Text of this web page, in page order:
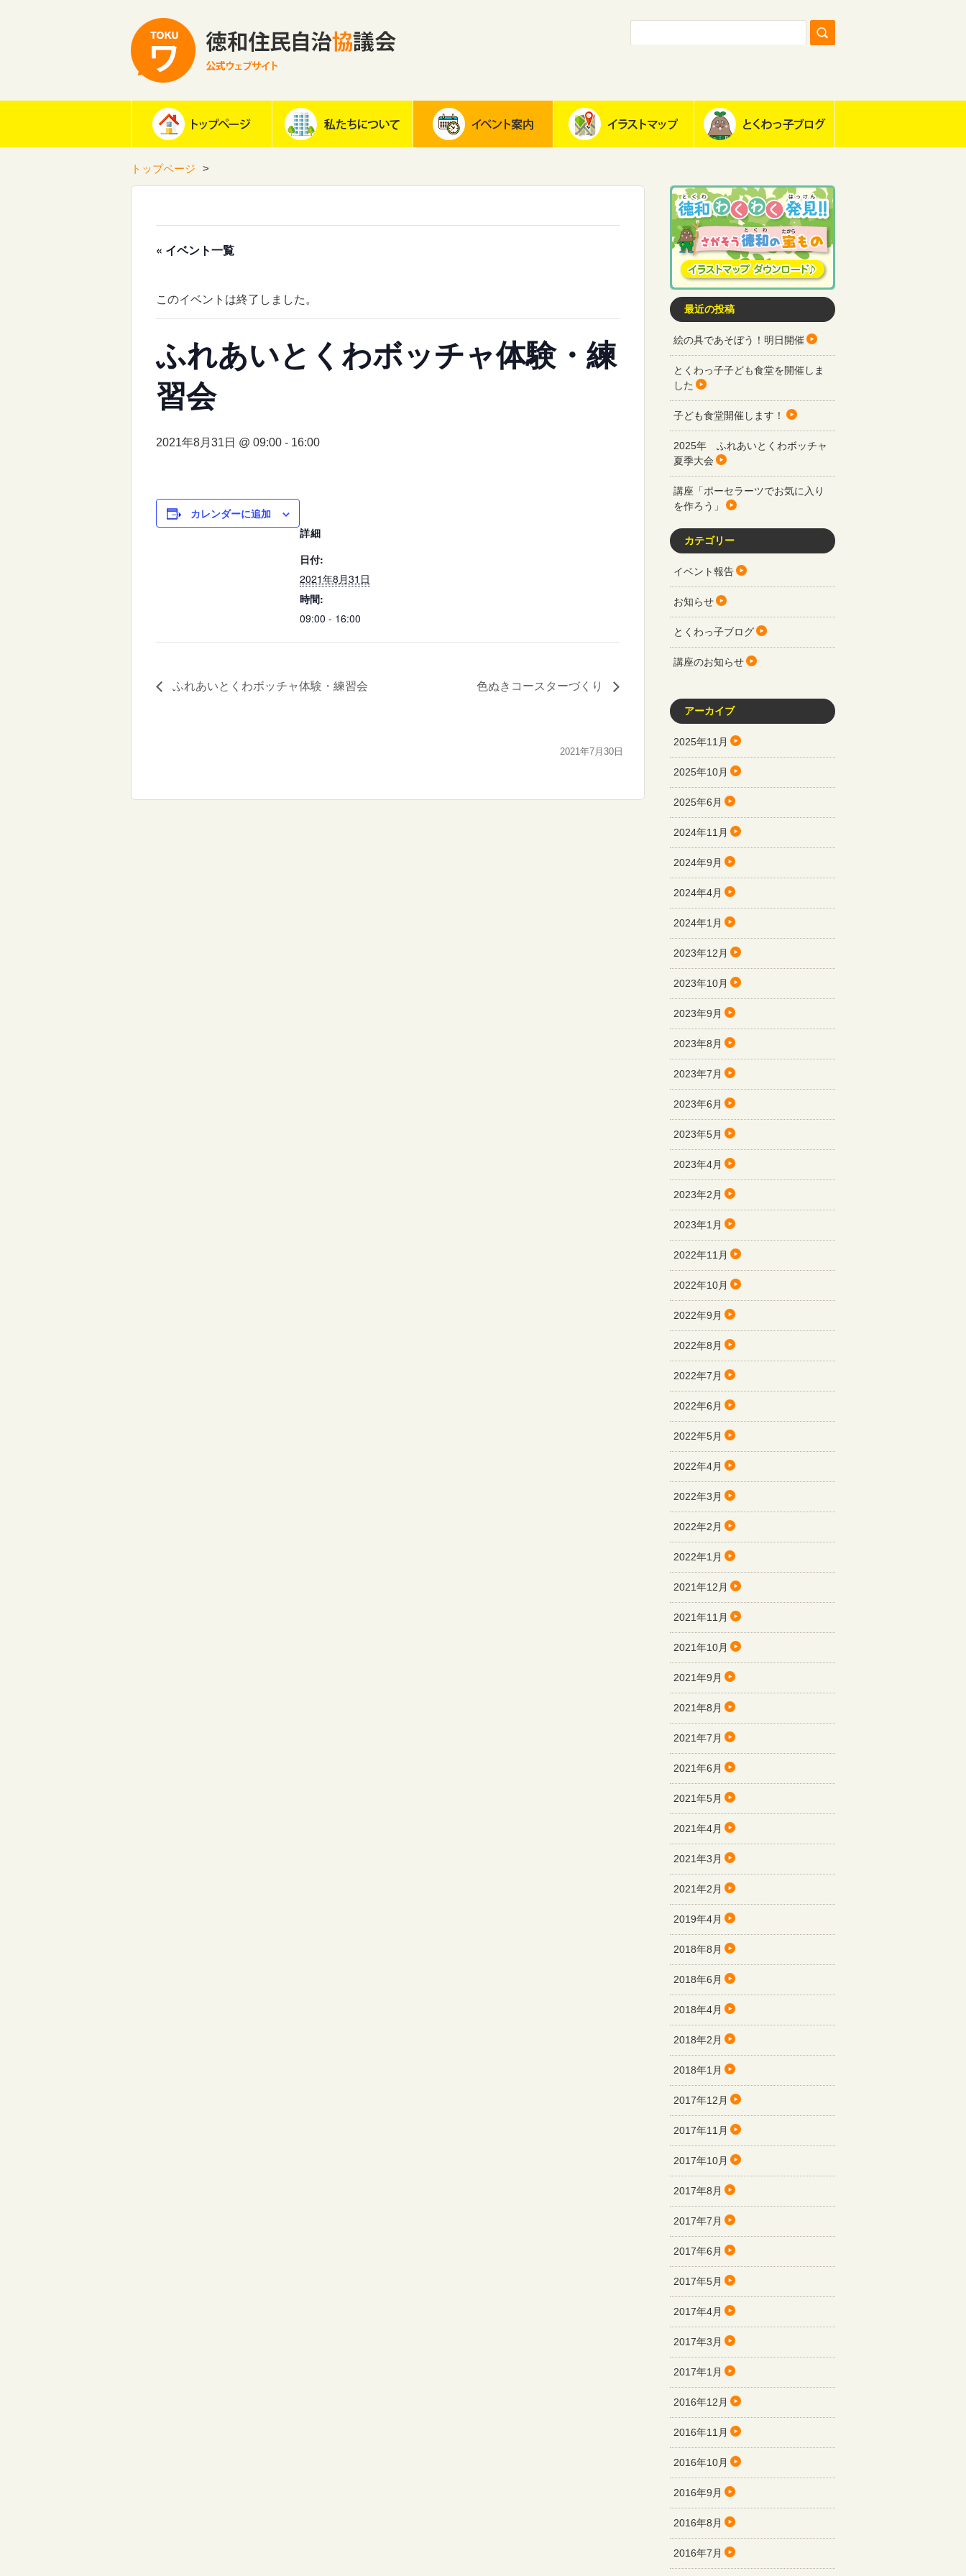
トップページ
« イベント一覧
このイベントは終了しました。
ふれあいとくわボッチャ体験・練
習会
2021年8月31日 @ 09:00 - 16:00
カレンダーに追加
詳細
日付:
2021年8月31日
時間:
09:00 - 16:00
ふれあいとくわボッチャ体験・練習会 色ぬきコースターづくり
2021年7月30日
最近の投稿
絵の具であそぼう！明日開催
とくわっ子子ども食堂を開催しま
した
子ども食堂開催します！
2025年 ふれあいとくわボッチャ
夏季大会
講座「ポーセラーツでお気に入り
を作ろう」
カテゴリー
イベント報告
お知らせ
とくわっ子ブログ
講座のお知らせ
アーカイブ
2025年11月
2025年10月
2025年6月
2024年11月
2024年9月
2024年4月
2024年1月
2023年12月
2023年10月
2023年9月
2023年8月
2023年7月
2023年6月
2023年5月
2023年4月
2023年2月
2023年1月
2022年11月
2022年10月
2022年9月
2022年8月
2022年7月
2022年6月
2022年5月
2022年4月
2022年3月
2022年2月
2022年1月
2021年12月
2021年11月
2021年10月
2021年9月
2021年8月
2021年7月
2021年6月
2021年5月
2021年4月
2021年3月
2021年2月
2019年4月
2018年8月
2018年6月
2018年4月
2018年2月
2018年1月
2017年12月
2017年11月
2017年10月
2017年8月
2017年7月
2017年6月
2017年5月
2017年4月
2017年3月
2017年1月
2016年12月
2016年11月
2016年10月
2016年9月
2016年8月
2016年7月